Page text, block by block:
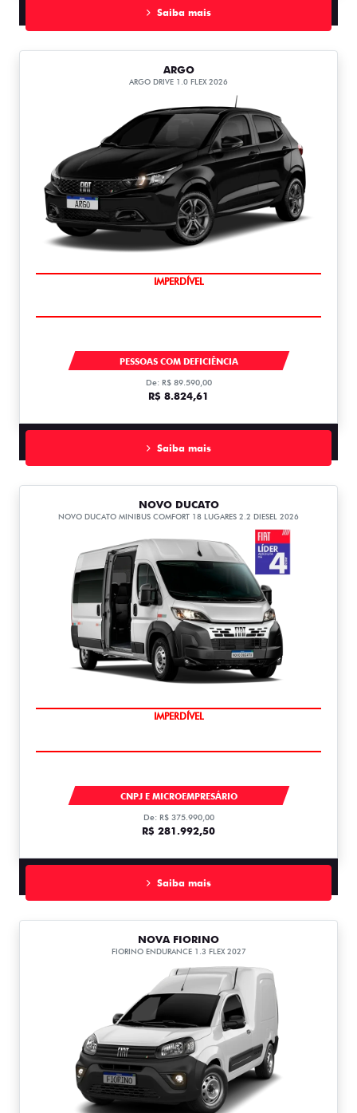
Saiba mais
ARGO
ARGO DRIVE 1.0 FLEX 2026
IMPERDÍVEL
PESSOAS COM DEFICIÊNCIA
De: R$ 89.590,00
R$ 8.824,61
Saiba mais
NOVO DUCATO
NOVO DUCATO MINIBUS COMFORT 18 LUGARES 2.2 DIESEL 2026
IMPERDÍVEL
CNPJ E MICROEMPRESÁRIO
De: R$ 375.990,00
R$ 281.992,50
Saiba mais
NOVA FIORINO
FIORINO ENDURANCE 1.3 FLEX 2027